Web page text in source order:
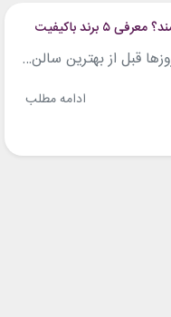
برند باکیفیت
وقتی برای رنگ کردن موهایتان از روزها قبل از بهترین سالن‌های زیبایی وقت گرفته و روز موعود هم از صبح زود تا غروب خورشید زیر دست آرایشگران ماهر می‌نشینید و در پایان هم موهای رنگ‌شده‌ی زیبایتان را در حالت براشینگ‌شده و مرتب و نرم و لطیف می‌بینید، باید حواستان باشد که این موهای زیبا حالا...
ادامه مطلب